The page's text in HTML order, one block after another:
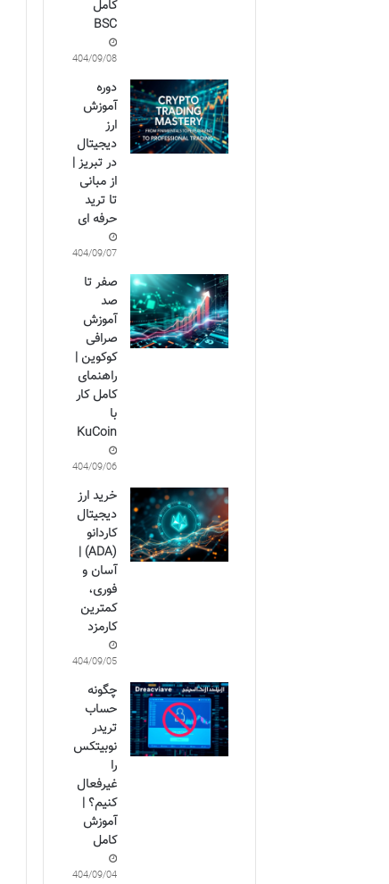
کامل
BSC
1404/09/08
دوره
آموزش
ارز
دیجیتال
در تبریز |
از مبانی
تا ترید
حرفه ای
1404/09/07
صفر تا
صد
آموزش
صرافی
کوکوین |
راهنمای
کامل کار
با
KuCoin
1404/09/06
خرید ارز
دیجیتال
کاردانو
(ADA) |
آسان و
فوری،
کمترین
کارمزد
1404/09/05
چگونه
حساب
تریدر
نوبیتکس
را
غیرفعال
کنیم؟ |
آموزش
کامل
1404/09/04